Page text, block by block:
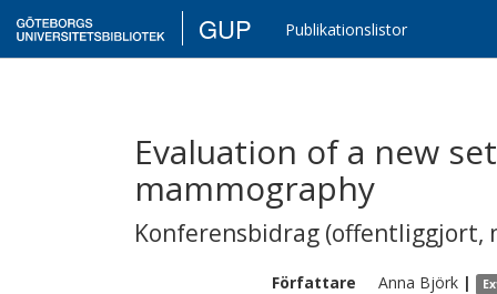
GUP Publikationslistor
Evaluation of a new
mammography
Konferensbidrag (offentliggjort,
Författare Anna Björk |